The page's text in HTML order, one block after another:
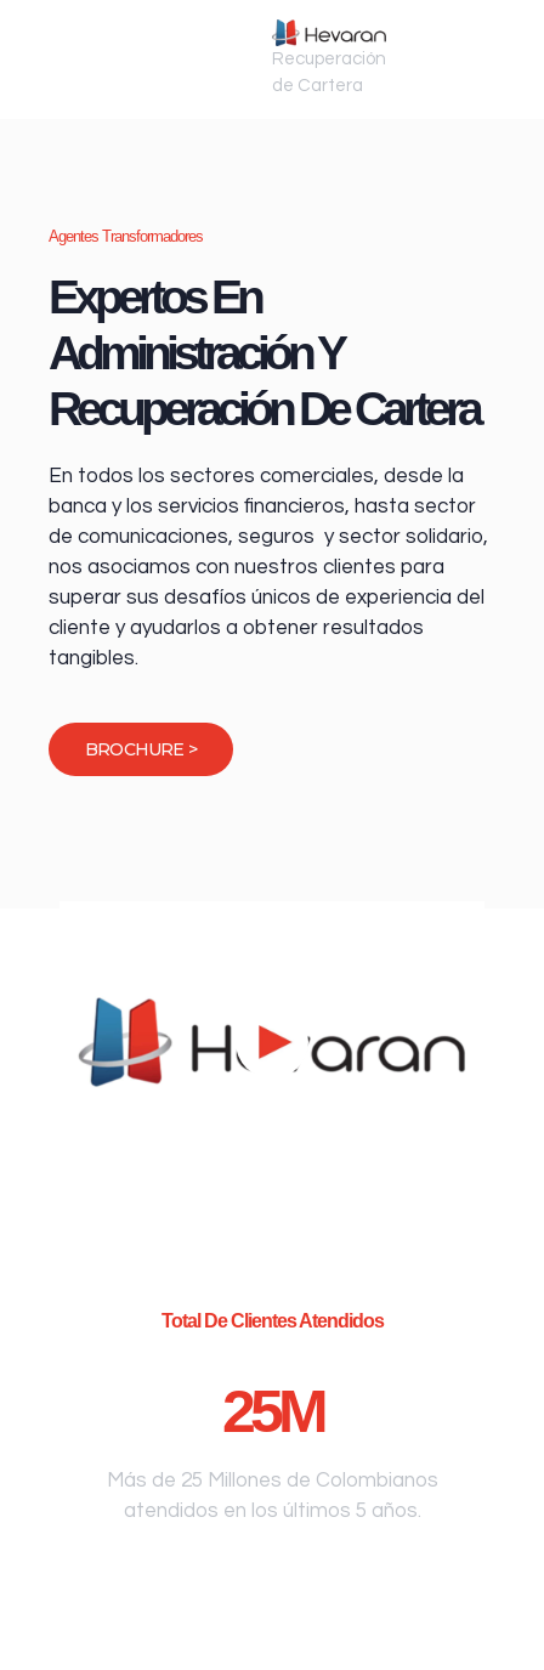
Recuperación
de Cartera
Agentes Transformadores
Expertos En
Administración Y
Recuperación De Cartera
En todos los sectores comerciales, desde la
banca y los servicios financieros, hasta sector
de comunicaciones, seguros y sector solidario,
nos asociamos con nuestros clientes para
superar sus desafíos únicos de experiencia del
cliente y ayudarlos a obtener resultados
tangibles.
BROCHURE >
Total De Clientes Atendidos
25M
Más de 25 Millones de Colombianos
atendidos en los últimos 5 años.